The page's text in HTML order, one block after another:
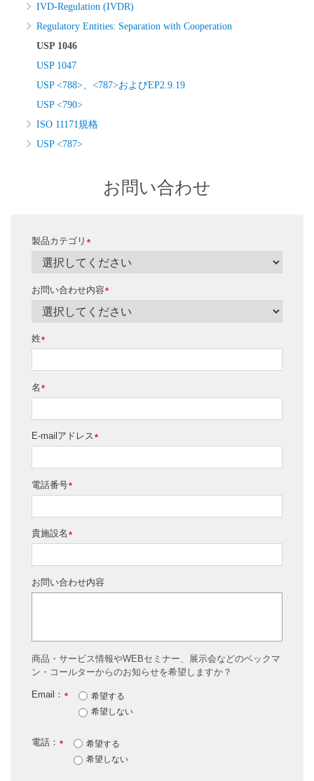
IVD-Regulation (IVDR)
Regulatory Entities: Separation with Cooperation
USP 1046
USP 1047
USP <788>、<787>およびEP2.9.19
USP <790>
ISO 11171規格
USP <787>
お問い合わせ
*
製品カテゴリ
*
お問い合わせ内容
*
姓
*
名
*
E-mailアドレス
*
電話番号
*
貴施設名
お問い合わせ内容
商品・サービス情報やWEBセミナー、展示会などのベックマ
ン・コールターからのお知らせを希望しますか？
*
Email：
希望する
希望しない
*
電話：
希望する
希望しない